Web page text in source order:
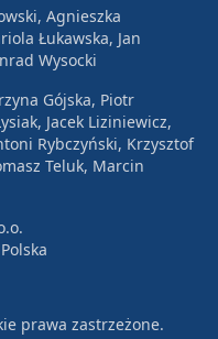
Agnieszka
Łukawska, Jan
Wysocki
Gójska, Piotr
Jacek Liziniewicz,
Rybczyński, Krzysztof
Teluk, Marcin
prawa zastrzeżone.